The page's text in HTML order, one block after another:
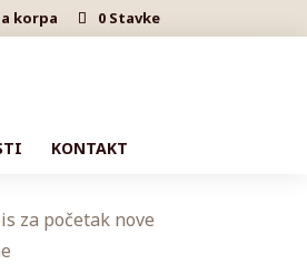
korpa 0 Stavke
KONTAKT